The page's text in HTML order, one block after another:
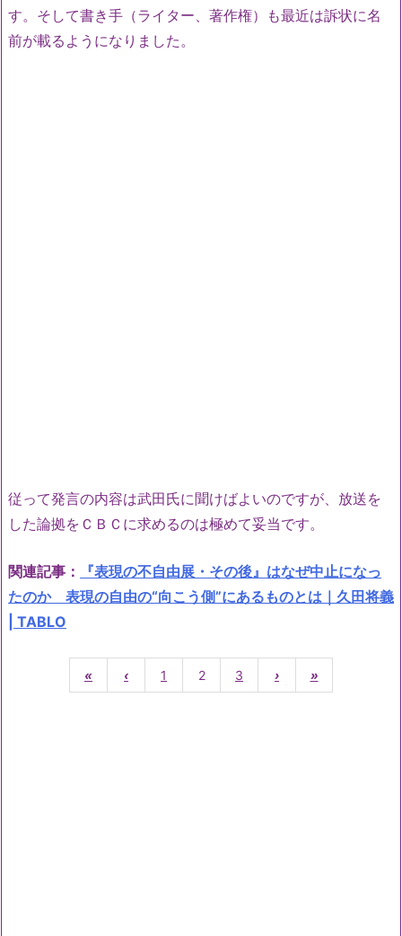
す。そして書き手（ライター、著作権）も最近は訴状に名
前が載るようになりました。
従って発言の内容は武田氏に聞けばよいのですが、放送を
した論拠をＣＢＣに求めるのは極めて妥当です。
関連記事：
『表現の不自由展・その後』はなぜ中止になっ
たのか 表現の自由の“向こう側”にあるものとは｜久田将義
| TABLO
« ‹ 1 2 3 › »